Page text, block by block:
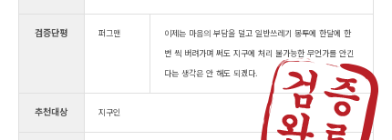
검증단평 퍼그맨
이제는 마음의 부담을 덜고 일반쓰레기 봉투에 한달에 한
번 씩 버려가며 써도 지구에 처리 불가능한 무언가를 안긴
다는 생각은 안 해도 되겠다.
추천대상 지구인